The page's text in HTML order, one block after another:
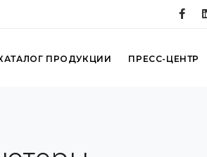
ПРОДУКЦИИ ПРЕСС-ЦЕНТР